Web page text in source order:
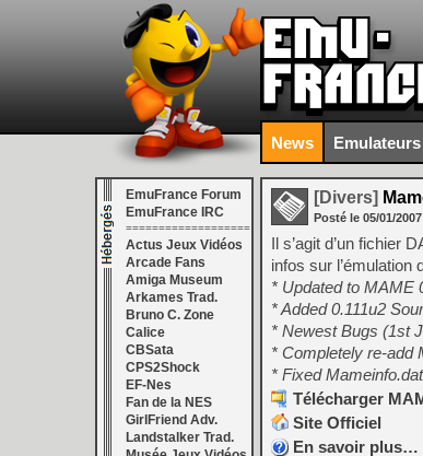
News Emulateurs
EmuFrance Forum
EmuFrance IRC
===================
Actus Jeux Vidéos
Arcade Fans
Amiga Museum
Arkames Trad.
Bruno C. Zone
Calice
CBSata
CPS2Shock
EF-Nes
Fan de la NES
GirlFriend Adv.
Landstalker Trad.
[Divers]
Posté le 05/01/2007
Il s’agit d’un fichier
infos sur
* Updated to MAME
* Added 0.111u2
* Newest Bugs (1st
* Completely re-add
* Fixed
Télécharger
Site Officiel
En savoir plus…